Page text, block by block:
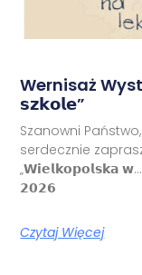
Wernisaż
𝘀𝘇𝗸𝗼𝗹𝗲”
Szanowni
serdecznie
„𝗪𝗶𝗲𝗹𝗸𝗼𝗽𝗼𝗹𝘀𝗸𝗮
𝟮𝟬𝟮𝟲
Czytaj Więcej